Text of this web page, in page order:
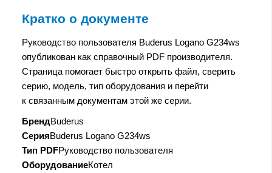
Кратко о документе
Руководство пользователя Buderus Logano G234ws
опубликован как справочный PDF производителя.
Страница помогает быстро открыть файл, сверить
серию, модель, тип оборудования и перейти
к связанным документам этой же серии.
БрендBuderus
СерияBuderus Logano G234ws
Тип PDFРуководство пользователя
ОборудованиеКотел